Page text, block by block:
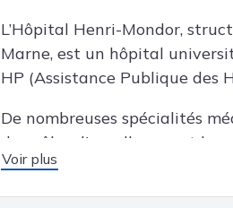
L’Hôpital Henri-Mondor,
Marne, est un hôpital
HP (Assistance Publique des
De nombreuses spécialités
des pôles d'excellence est la
intégré (inauguré le 27/09/
Voir plus